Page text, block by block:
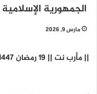
الجمهورية الإسلامية
مارس 9, 2026
|| مأرب نت || 19 رمضان 1447هـ